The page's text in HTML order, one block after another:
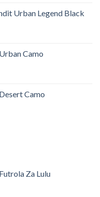
Urban Legend Black
Camo
KM.Camo
Za Lulu